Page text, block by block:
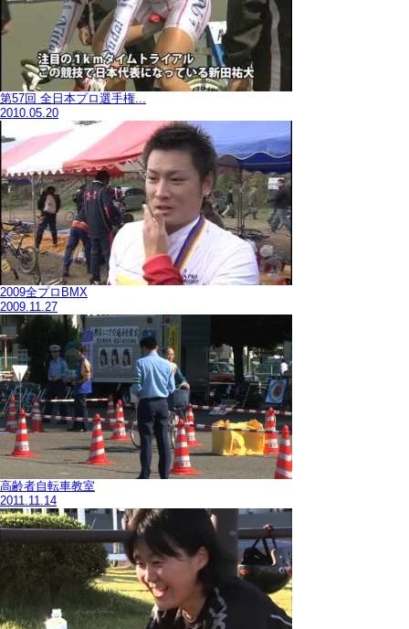
第57回 全日本プロ選手権...
2010.05.20
2009全プロBMX
2009.11.27
高齢者自転車教室
2011.11.14